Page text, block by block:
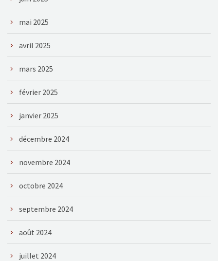
mai 2025
avril 2025
mars 2025
février 2025
janvier 2025
décembre 2024
novembre 2024
octobre 2024
septembre 2024
août 2024
juillet 2024